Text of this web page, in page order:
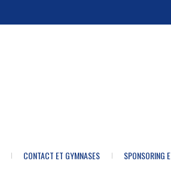
CONTACT ET GYMNASES SPONSORING